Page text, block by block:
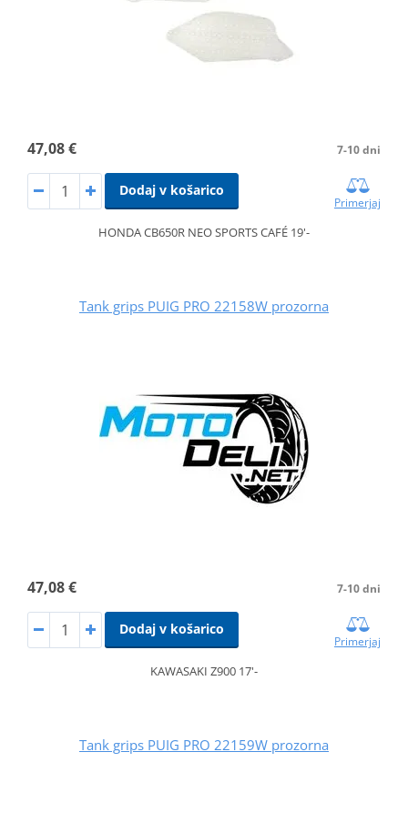
47,08 € 7-10 dni
Dodaj v košarico
Primerjaj
HONDA CB650R NEO SPORTS CAFÉ 19'-
Tank grips PUIG PRO 22158W prozorna
47,08 € 7-10 dni
Dodaj v košarico
Primerjaj
KAWASAKI Z900 17'-
Tank grips PUIG PRO 22159W prozorna